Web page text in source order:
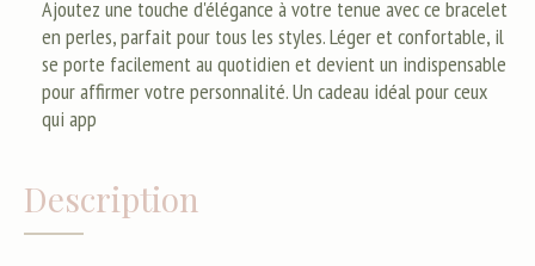
Ajoutez une touche d'élégance à votre tenue avec ce bracelet
en perles, parfait pour tous les styles. Léger et confortable, il
se porte facilement au quotidien et devient un indispensable
pour affirmer votre personnalité. Un cadeau idéal pour ceux
qui app
Description